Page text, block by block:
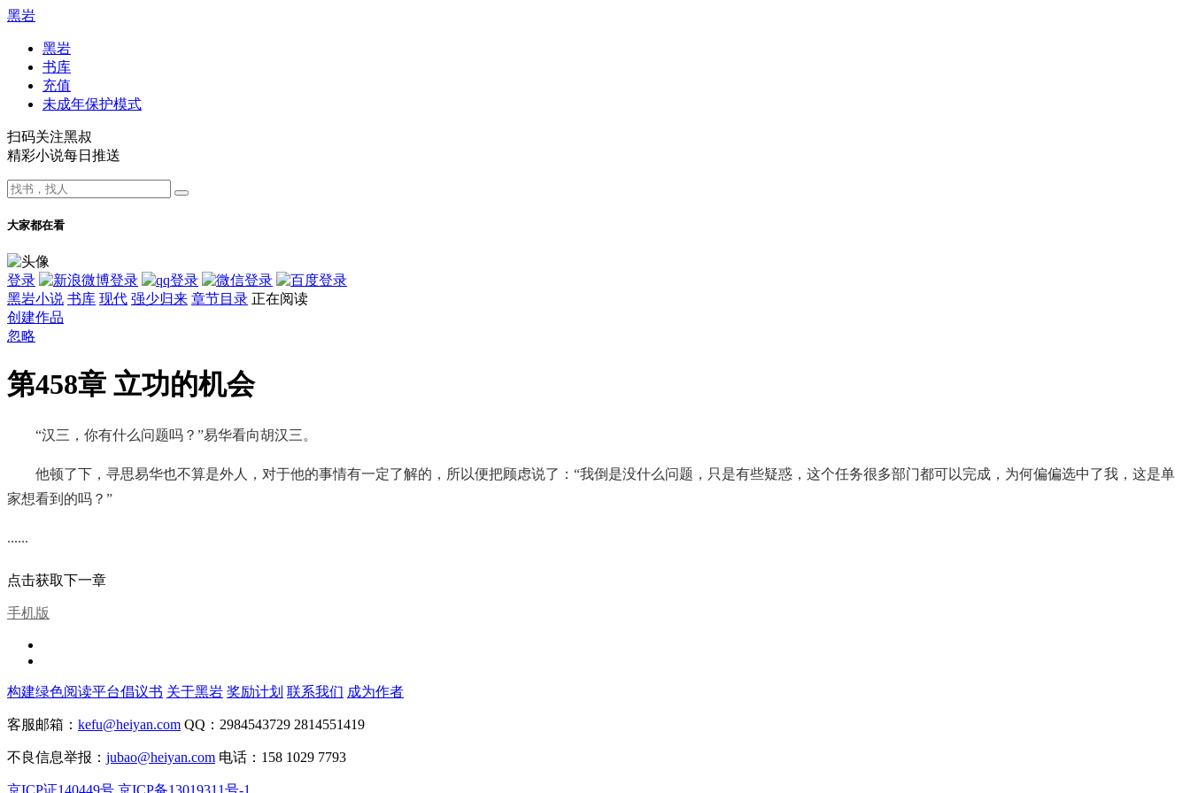
黑岩
黑岩
书库
充值
未成年保护模式
扫码关注黑叔
精彩小说每日推送
大家都在看
登录
黑岩小说 书库 现代 强少归来 章节目录 正在阅读
创建作品
忽略
第458章 立功的机会
“汉三，你有什么问题吗？”易华看向胡汉三。
他顿了下，寻思易华也不算是外人，对于他的事情有一定了解的，所以便把顾虑说了：“我倒是没什么问题，只是有些疑惑，这个任务很多部门都可以完成，为何偏偏选中了我，这是单
家想看到的吗？”
......
点击获取下一章
手机版
构建绿色阅读平台倡议书 关于黑岩 奖励计划 联系我们 成为作者
客服邮箱： kefu@heiyan.com QQ：2984543729 2814551419
不良信息举报： jubao@heiyan.com 电话：158 1029 7793